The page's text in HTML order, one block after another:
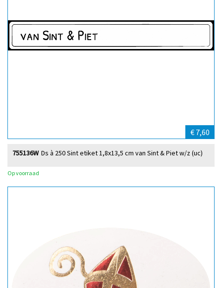
€ 7,60
Ds à 250 Sint etiket 1,8x13,5 cm van Sint & Piet w/z (uc)
755136W
Op voorraad